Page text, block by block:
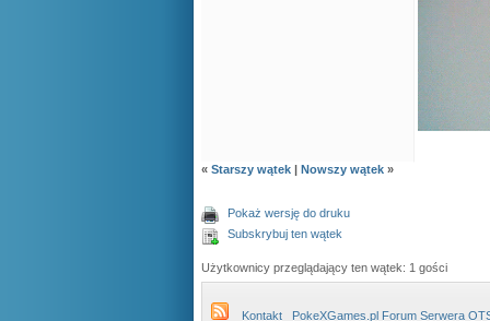
« Starszy wątek | Nowszy wątek »
Pokaż wersję do druku
Subskrybuj ten wątek
Użytkownicy przeglądający ten wątek: 1 gości
Kontakt PokeXGames.pl Forum Serwera